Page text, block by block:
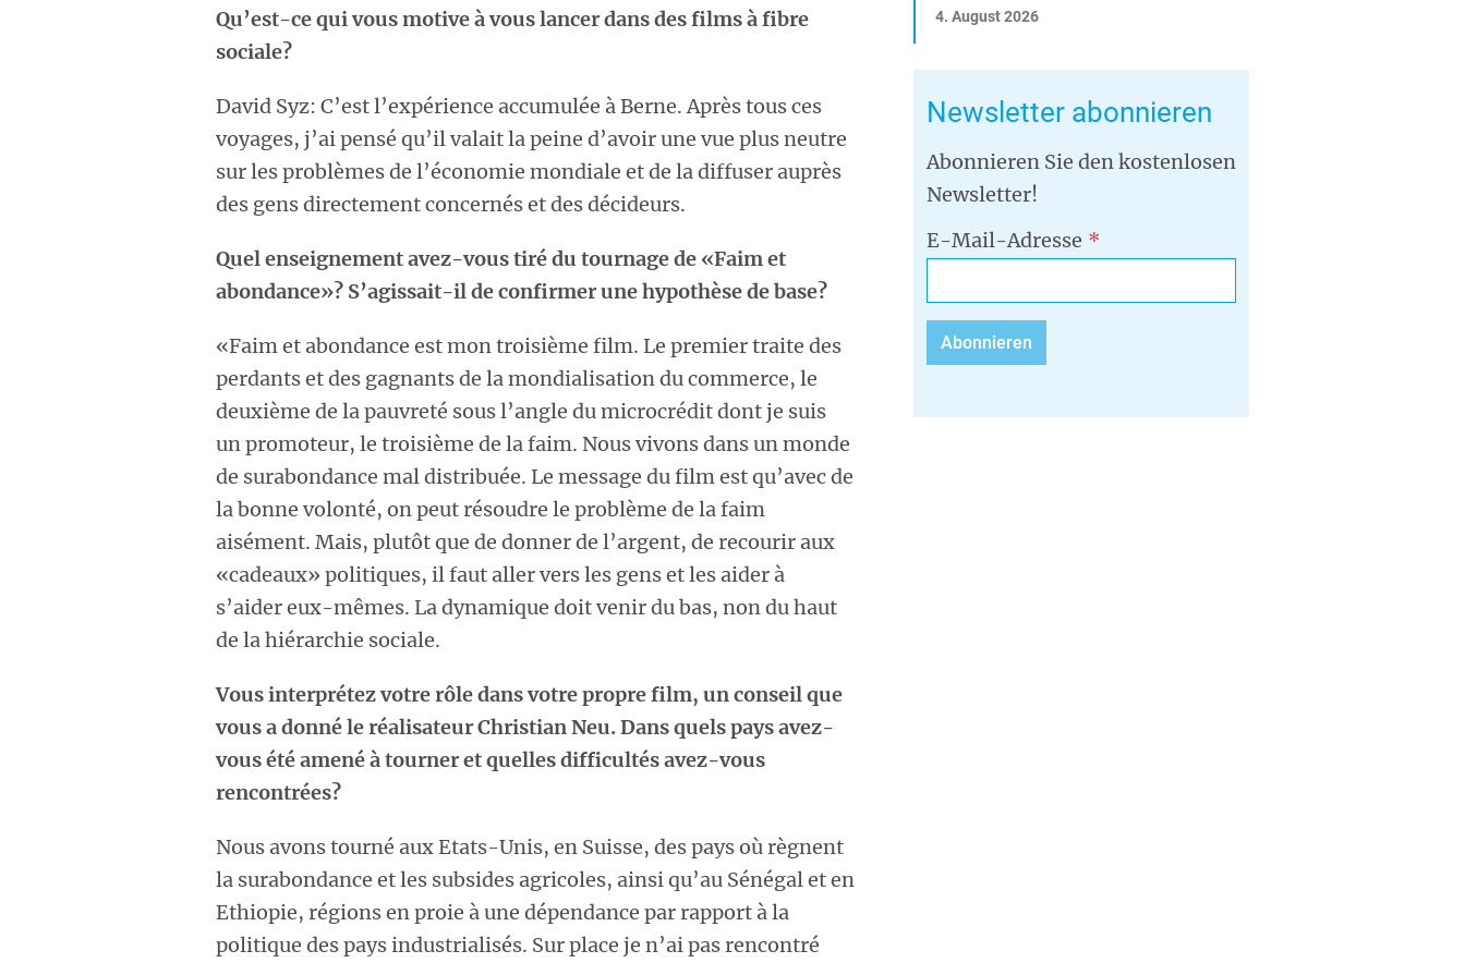
Qu’est-ce qui vous motive à vous lancer dans des films à fibre
sociale?
David Syz: C’est l’expérience accumulée à Berne. Après tous ces
voyages, j’ai pensé qu’il valait la peine d’avoir une vue plus neutre
sur les problèmes de l’économie mondiale et de la diffuser auprès
des gens directement concernés et des décideurs.
Quel enseignement avez-vous tiré du tournage de «Faim et
abondance»? S’agissait-il de confirmer une hypothèse de base?
«Faim et abondance est mon troisième film. Le premier traite des
perdants et des gagnants de la mondialisation du commerce, le
deuxième de la pauvreté sous l’angle du microcrédit dont je suis
un promoteur, le troisième de la faim. Nous vivons dans un monde
de surabondance mal distribuée. Le message du film est qu’avec de
la bonne volonté, on peut résoudre le problème de la faim
aisément. Mais, plutôt que de donner de l’argent, de recourir aux
«cadeaux» politiques, il faut aller vers les gens et les aider à
s’aider eux-mêmes. La dynamique doit venir du bas, non du haut
de la hiérarchie sociale.
Vous interprétez votre rôle dans votre propre film, un conseil que
vous a donné le réalisateur Christian Neu. Dans quels pays avez-
vous été amené à tourner et quelles difficultés avez-vous
rencontrées?
Nous avons tourné aux Etats-Unis, en Suisse, des pays où règnent
la surabondance et les subsides agricoles, ainsi qu’au Sénégal et en
Ethiopie, régions en proie à une dépendance par rapport à la
politique des pays industrialisés. Sur place je n’ai pas rencontré
4. August 2026
Newsletter abonnieren
Abonnieren Sie den kostenlosen
Newsletter!
E-Mail-Adresse